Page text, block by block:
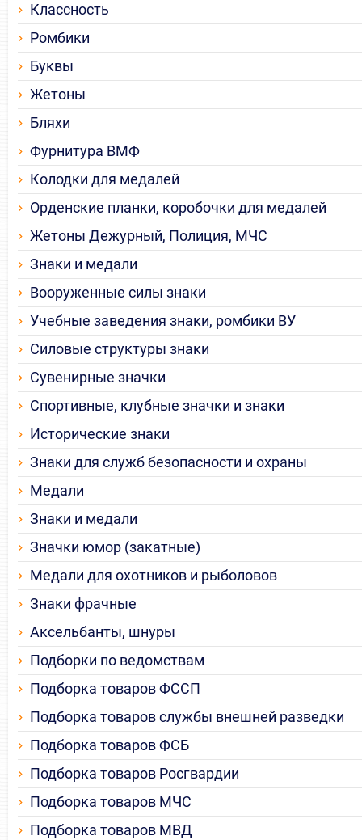
Классность
Ромбики
Буквы
Жетоны
Бляхи
Фурнитура ВМФ
Колодки для медалей
Орденские планки, коробочки для медалей
Жетоны Дежурный, Полиция, МЧС
Знаки и медали
Вооруженные силы знаки
Учебные заведения знаки, ромбики ВУ
Силовые структуры знаки
Сувенирные значки
Спортивные, клубные значки и знаки
Исторические знаки
Знаки для служб безопасности и охраны
Медали
Знаки и медали
Значки юмор (закатные)
Медали для охотников и рыболовов
Знаки фрачные
Аксельбанты, шнуры
Подборки по ведомствам
Подборка товаров ФССП
Подборка товаров службы внешней разведки
Подборка товаров ФСБ
Подборка товаров Росгвардии
Подборка товаров МЧС
Подборка товаров МВД